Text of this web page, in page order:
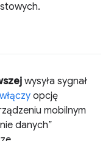
wysyła sygnał
opcję
mobilnym
danych”